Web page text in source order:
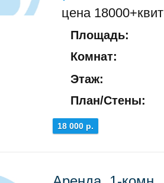
цена
Площадь:
Комнат:
Этаж:
План/Стены:
18 000 р.